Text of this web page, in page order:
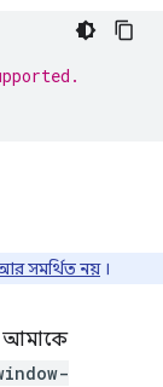
সমর্থিত নয়।
আমাকে